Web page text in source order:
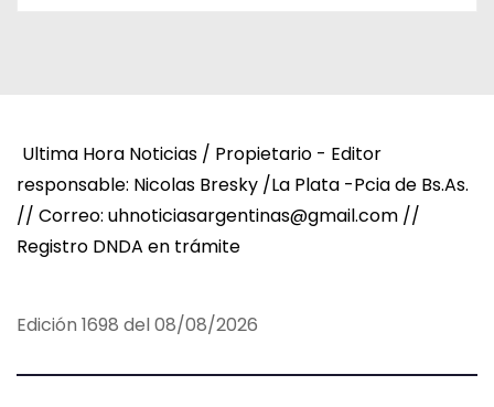
Ultima Hora Noticias / Propietario - Editor
responsable: Nicolas Bresky /La Plata -Pcia de Bs.As.
// Correo: uhnoticiasargentinas@gmail.com //
Registro DNDA en trámite
Edición 1698 del 08/08/2026